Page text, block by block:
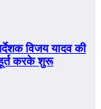
विजय यादव की
करके शुरू